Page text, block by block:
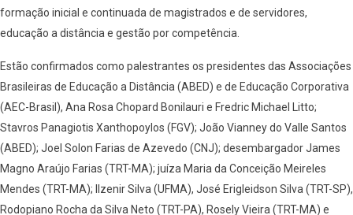
formação inicial e continuada de magistrados e de servidores,
educação a distância e gestão por competência.
Estão confirmados como palestrantes os presidentes das Associações
Brasileiras de Educação a Distância (ABED) e de Educação Corporativa
(AEC-Brasil), Ana Rosa Chopard Bonilauri e Fredric Michael Litto;
Stavros Panagiotis Xanthopoylos (FGV); João Vianney do Valle Santos
(ABED); Joel Solon Farias de Azevedo (CNJ); desembargador James
Magno Araújo Farias (TRT-MA); juíza Maria da Conceição Meireles
Mendes (TRT-MA); Ilzenir Silva (UFMA), José Erigleidson Silva (TRT-SP),
Rodopiano Rocha da Silva Neto (TRT-PA), Rosely Vieira (TRT-MA) e